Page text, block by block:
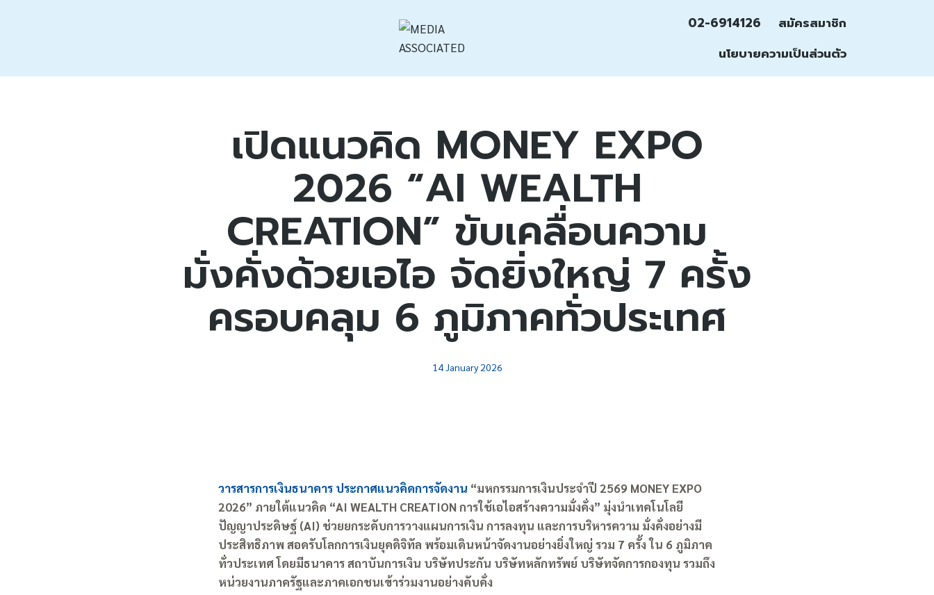
02-6914126
สมัครสมาชิก
นโยบายความเป็นส่วนตัว
เปิดแนวคิด MONEY EXPO
2026 “AI WEALTH
CREATION” ขับเคลื่อนความ
มั่งคั่งด้วยเอไอ จัดยิ่งใหญ่ 7 ครั้ง
ครอบคลุม 6 ภูมิภาคทั่วประเทศ
14 January 2026
วารสารการเงินธนาคาร ประกาศแนวคิดการจัดงาน “มหกรรมการเงินประจำปี 2569 MONEY EXPO
2026” ภายใต้แนวคิด “AI WEALTH CREATION การใช้เอไอสร้างความมั่งคั่ง” มุ่งนำเทคโนโลยี
ปัญญาประดิษฐ์ (AI) ช่วยยกระดับการวางแผนการเงิน การลงทุน และการบริหารความ มั่งคั่งอย่างมี
ประสิทธิภาพ สอดรับโลกการเงินยุคดิจิทัล พร้อมเดินหน้าจัดงานอย่างยิ่งใหญ่ รวม 7 ครั้ง ใน 6 ภูมิภาค
ทั่วประเทศ โดยมีธนาคาร สถาบันการเงิน บริษัทประกัน บริษัทหลักทรัพย์ บริษัทจัดการกองทุน รวมถึง
หน่วยงานภาครัฐและภาคเอกชนเข้าร่วมงานอย่างคับคั่ง